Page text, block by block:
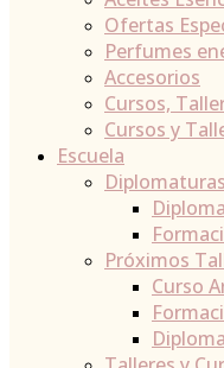
Ofertas
Perfumes
Accesorios
Cursos,
Cursos y
Escuela
Diplomaturas
Próximos
Curso